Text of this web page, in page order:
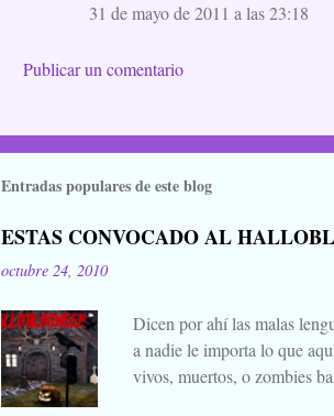
31 de mayo de 2011 a las 23:18
Publicar un comentario
Entradas populares de este blog
ESTAS CONVOCADO AL
octubre 24, 2010
Dicen por ahí las malas
a nadie le importa lo que
vivos, muertos, o zombies